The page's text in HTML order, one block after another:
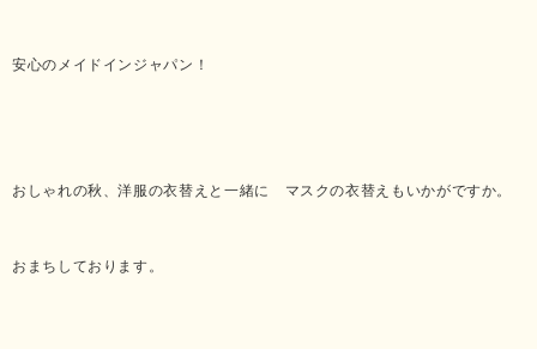
安心のメイドインジャパン！
おしゃれの秋、洋服の衣替えと一緒に マスクの衣替えもいかがですか。
おまちしております。